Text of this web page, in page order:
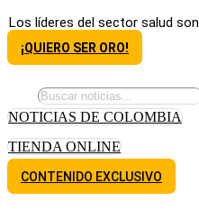
Los líderes del sector salud son
¡QUIERO SER ORO!
NOTICIAS DE COLOMBIA
TIENDA ONLINE
CONTENIDO EXCLUSIVO